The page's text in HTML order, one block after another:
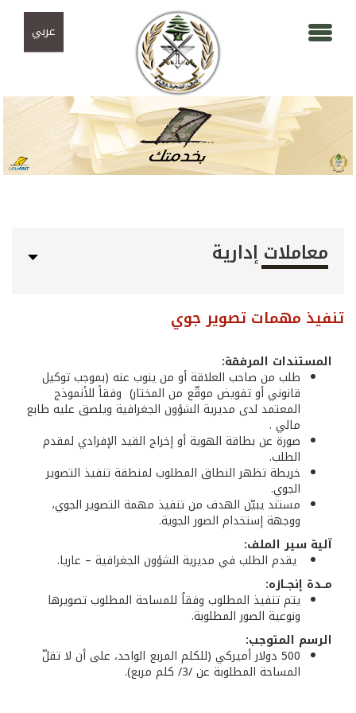
عربي
معاملات إدارية
تنفيذ مهمات تصوير جوي
المستندات المرفقة:
طلب من صاحب العلاقة أو من ينوب عنه (بموجب توكيل
قانوني أو تفويض موقّع من المختار) وفقاً للأنموذج
المعتمد لدى مديرية الشؤون الجغرافية ويلصق عليه طابع
مالي .
صورة عن بطاقة الهوية أو إخراج القيد الإفرادي لمقدم
الطلب.
خريطة تظهر النطاق المطلوب لمنطقة تنفيذ التصوير
الجوي.
مستند يبيّن الهدف من تنفيذ مهمة التصوير الجوي،
ووجهة إستخدام الصور الجوية.
آلية سير الملف:
يقدم الطلب في مديرية الشؤون الجغرافية – عاريا.
مــدة إنجــازه:
يتم تنفيذ المطلوب وفقاُ للمساحة المطلوب تصويرها
ونوعية الصور المطلوبة.
الرسم المتوجب:
500 دولار أميركي (للكلم المربع الواحد، على أن لا تقلّ
المساحة المطلوبة عن /3/ كلم مربع).